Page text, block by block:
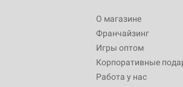
О магазине
Франчайзинг
Игры оптом
Корпоративные
Работа у нас